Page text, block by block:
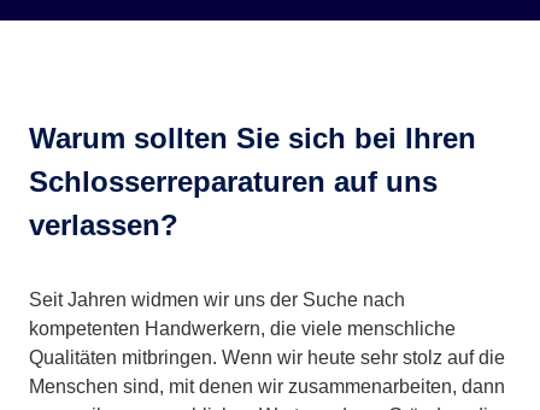
Warum sollten Sie sich bei Ihren
Schlosserreparaturen auf uns
verlassen?
Seit Jahren widmen wir uns der Suche nach
kompetenten Handwerkern, die viele menschliche
Qualitäten mitbringen. Wenn wir heute sehr stolz auf die
Menschen sind, mit denen wir zusammenarbeiten, dann